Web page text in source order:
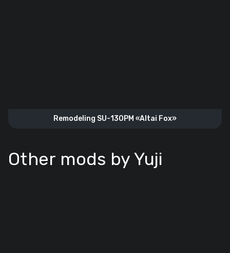
Remodeling SU-130PM «Altai Fox»
Other mods by Yuji